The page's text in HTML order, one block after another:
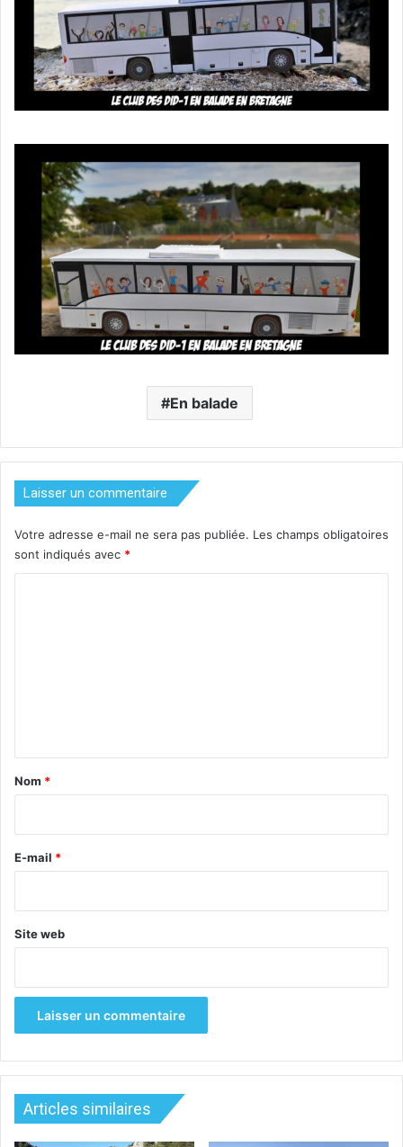
En balade
Laisser un commentaire
Votre adresse e-mail ne sera pas publiée. Les champs obligatoires
sont indiqués avec *
a
e
Nom *
E-mail *
Site web
Articles similaires